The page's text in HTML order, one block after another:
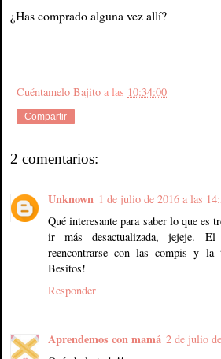
¿Has comprado alguna vez allí?
Cuéntamelo Bajito a las 10:34:00
Compartir
2 comentarios:
Unknown 1 de julio de 2016 a las
Qué interesante para saber lo que es
ir más desactualizada, jejeje.
reencontrarse con las compis y la
Besitos!
Responder
Aprendemos con mamá 2 de julio